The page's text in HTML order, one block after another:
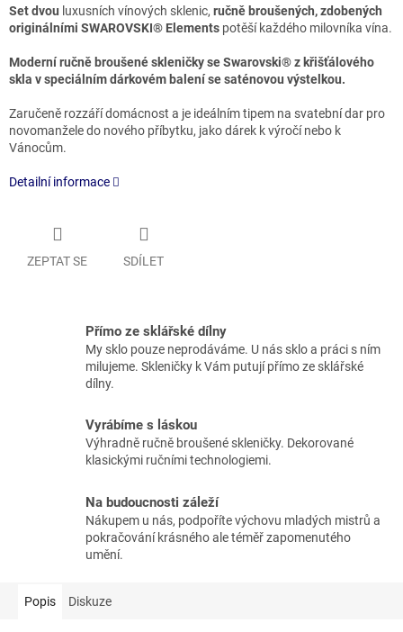
Set dvou luxusních vínových sklenic, ručně broušených, zdobených
originálními SWAROVSKI® Elements potěší každého milovníka vína.
Moderní ručně broušené skleničky se Swarovski® z křišťálového
skla v speciálním dárkovém balení se saténovou výstelkou.
Zaručeně rozzáří domácnost a je ideálním tipem na svatební dar pro
novomanžele do nového příbytku, jako dárek k výročí nebo k
Vánocům.
Detailní informace
ZEPTAT SE SDÍLET
Přímo ze sklářské dílny
My sklo pouze neprodáváme. U nás sklo a práci s ním
milujeme. Skleničky k Vám putují přímo ze sklářské
dílny.
Vyrábíme s láskou
Výhradně ručně broušené skleničky. Dekorované
klasickými ručními technologiemi.
Na budoucnosti záleží
Nákupem u nás, podpoříte výchovu mladých mistrů a
pokračování krásného ale téměř zapomenutého
umění.
Popis Diskuze